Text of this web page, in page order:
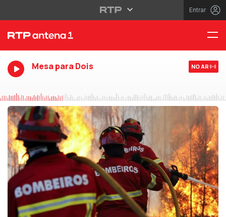
Entrar
Mesa para Dois NO AR